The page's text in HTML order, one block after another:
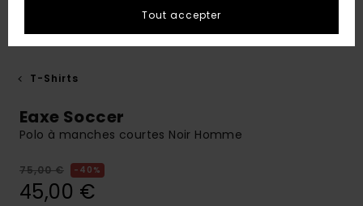
T-Shirts
Eaxe Soccer
Polo à manches courtes Noir Homme
75,00 € 40%
45,00 €
Tout accepter